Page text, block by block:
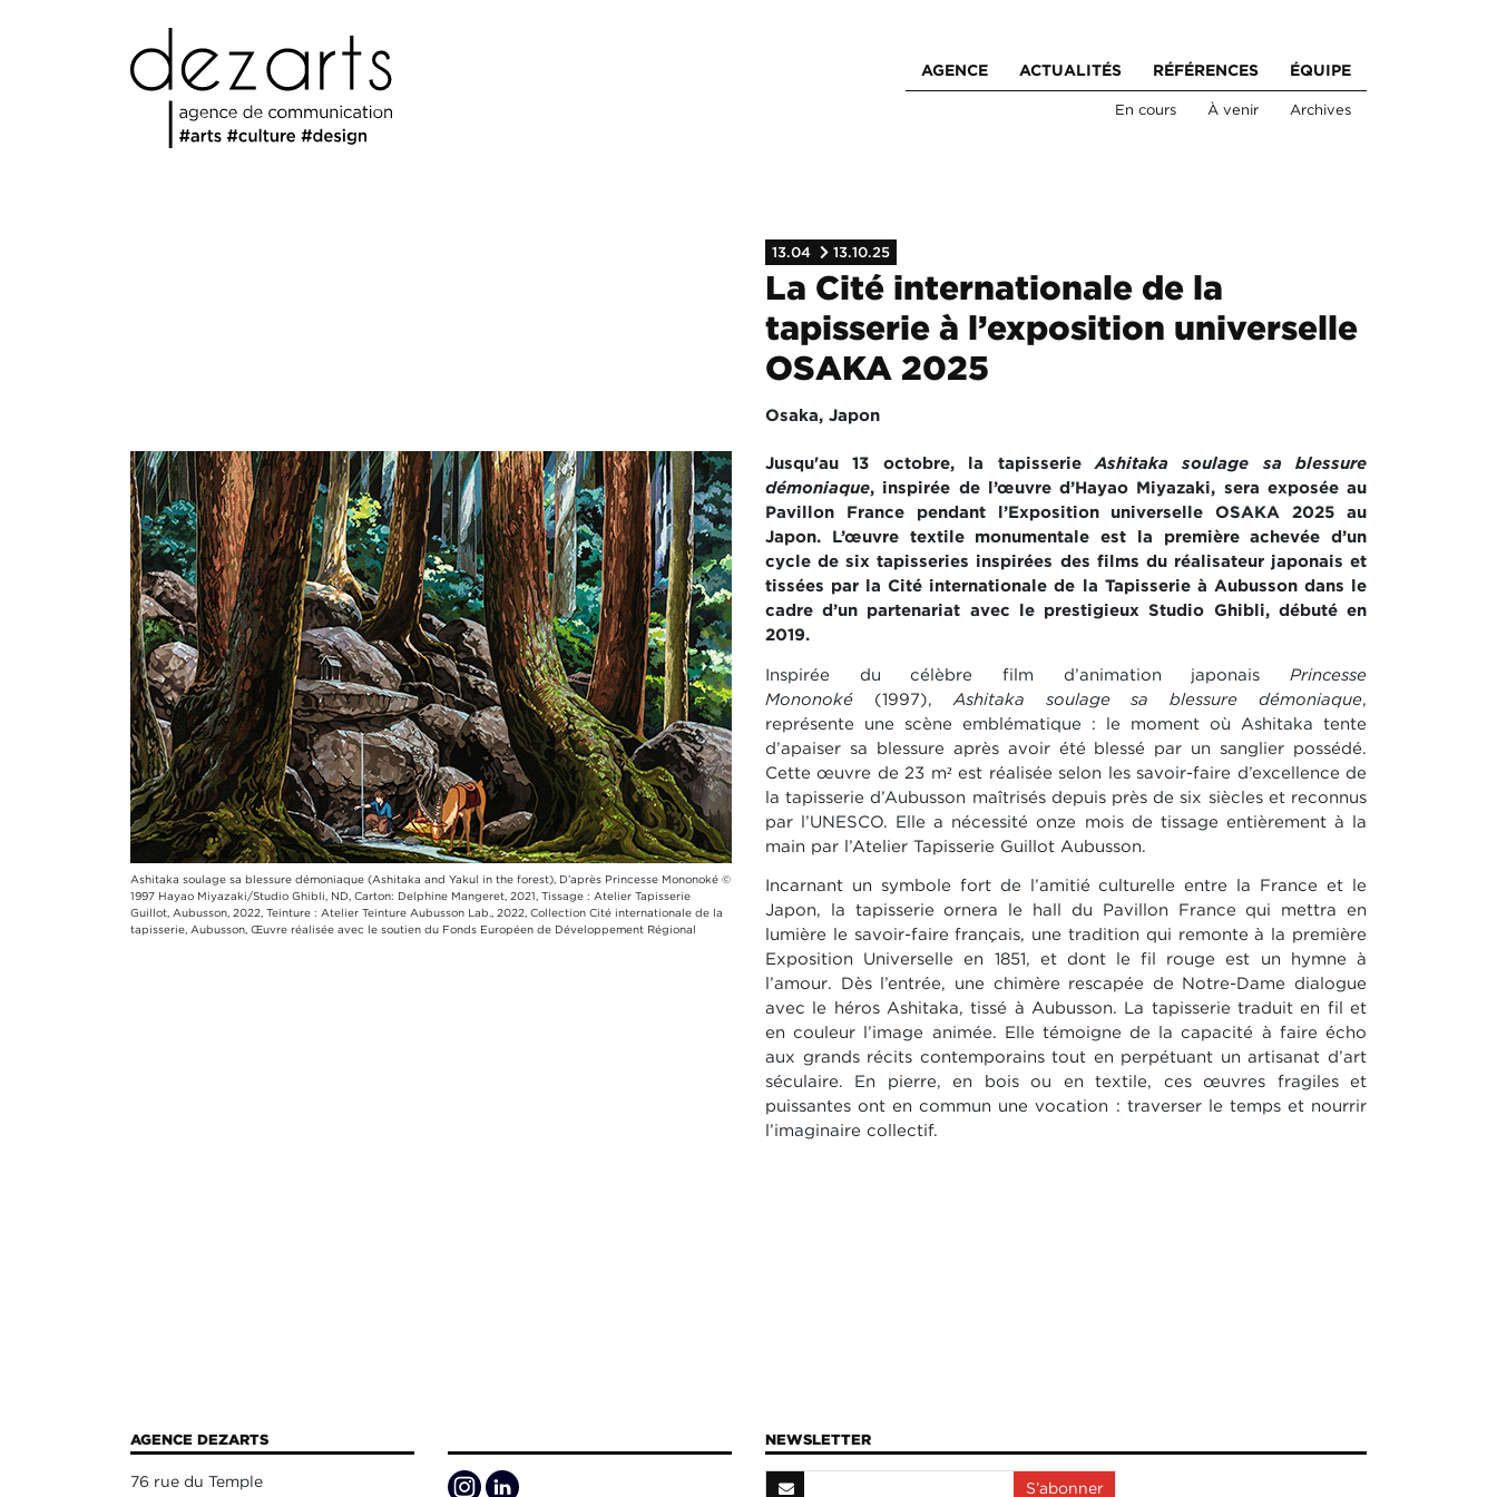
AGENCE ACTUALITÉS RÉFÉRENCES ÉQUIPE
En cours À venir Archives
13.04 13.10.25
La Cité internationale de la
tapisserie à l’exposition universelle
OSAKA 2025
Osaka, Japon
Ashitaka soulage sa blessure démoniaque (Ashitaka and Yakul in the forest), D’après Princesse Mononoké ©
1997 Hayao Miyazaki/Studio Ghibli, ND, Carton: Delphine Mangeret, 2021, Tissage : Atelier Tapisserie
Guillot, Aubusson, 2022, Teinture : Atelier Teinture Aubusson Lab., 2022, Collection Cité internationale de la
tapisserie, Aubusson, Œuvre réalisée avec le soutien du Fonds Européen de Développement Régional
Jusqu'au 13 octobre, la tapisserieAshitaka soulage sa blessure
démoniaque, inspirée de l’œuvre d’Hayao Miyazaki, sera exposée au
Pavillon France pendant l’Exposition universelle OSAKA 2025 au
Japon. L’œuvre textile monumentale est la première achevée d’un
cycle de six tapisseries inspirées des films du réalisateur japonais et
tissées par la Cité internationale de la Tapisserie à Aubusson dans le
cadre d’un partenariat avec le prestigieux Studio Ghibli, débuté en
2019.
Inspirée du célèbre film d’animation japonais Princesse
Mononoké (1997),Ashitaka soulage sa blessure démoniaque,
représente une scène emblématique : le moment où Ashitaka tente
d’apaiser sa blessure après avoir été blessé par un sanglier possédé.
Cette œuvre de 23 m² est réalisée selon les savoir-faire d’excellence de
la tapisserie d’Aubusson maîtrisés depuis près de six siècles et reconnus
par l’UNESCO. Elle a nécessité onze mois de tissage entièrement à la
main par l’Atelier Tapisserie Guillot Aubusson.
Incarnant un symbole fort de l’amitié culturelle entre la France et le
Japon, la tapisserie ornera le hall du Pavillon France qui mettra en
lumière le savoir-faire français, une tradition qui remonte à la première
Exposition Universelle en 1851, et dont le fil rouge est un hymne à
l’amour. Dès l’entrée, une chimère rescapée de Notre-Dame dialogue
avec le héros Ashitaka, tissé à Aubusson. La tapisserie traduit en fil et
en couleur l’image animée. Elle témoigne de la capacité à faire écho
aux grands récits contemporains tout en perpétuant un artisanat d’art
séculaire. En pierre, en bois ou en textile, ces œuvres fragiles et
puissantes ont en commun une vocation : traverser le temps et nourrir
l’imaginaire collectif.
AGENCE DEZARTS
76 rue du Temple
NEWSLETTER
S’abonner